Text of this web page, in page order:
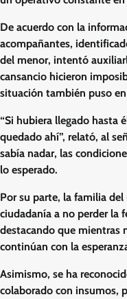
De acuerdo con la
acompañantes,
del menor, intentó
cansancio hicieron
situación también puso
“Si hubiera llegado hasta
quedado ahí”, relató, al
sabía nadar, las
lo esperado.
Por su parte, la familia
ciudadanía a no perder la
destacando que mientras
continúan con la
Asimismo, se ha
colaborado con insumos,